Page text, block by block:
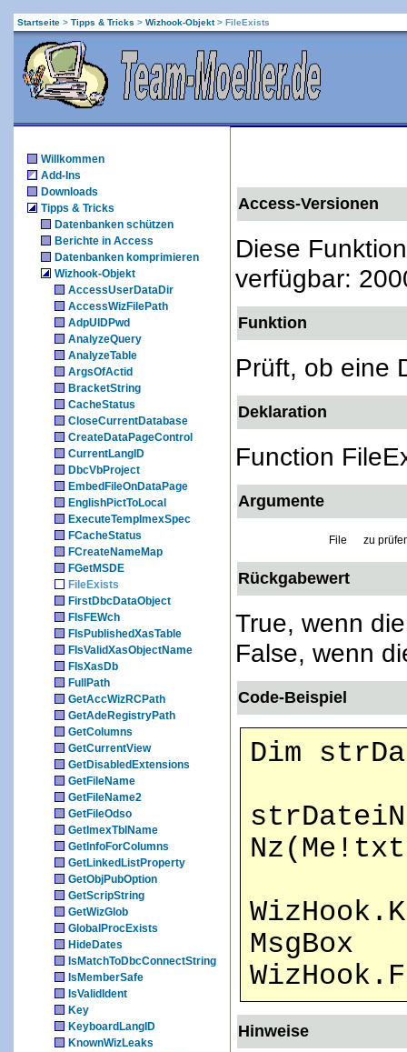
Startseite > Tipps & Tricks > Wizhook-Objekt> FileExists
Willkommen
Add-Ins
Downloads
Tipps & Tricks
Datenbanken schützen
Berichte in Access
Datenbanken komprimieren
Wizhook-Objekt
AccessUserDataDir
AccessWizFilePath
AdpUIDPwd
AnalyzeQuery
AnalyzeTable
ArgsOfActid
BracketString
CacheStatus
CloseCurrentDatabase
CreateDataPageControl
CurrentLangID
DbcVbProject
EmbedFileOnDataPage
EnglishPictToLocal
ExecuteTempImexSpec
FCacheStatus
FCreateNameMap
FGetMSDE
FileExists
FirstDbcDataObject
FIsFEWch
FIsPublishedXasTable
FIsValidXasObjectName
FIsXasDb
FullPath
GetAccWizRCPath
GetAdeRegistryPath
GetColumns
GetCurrentView
GetDisabledExtensions
GetFileName
GetFileName2
GetFileOdso
GetImexTblName
GetInfoForColumns
GetLinkedListProperty
GetObjPubOption
GetScripString
GetWizGlob
GlobalProcExists
HideDates
IsMatchToDbcConnectString
IsMemberSafe
IsValidIdent
Key
KeyboardLangID
KnownWizLeaks
Access-Versionen
Diese
verfügbar:
Funktion
Prüft, ob eine
Deklaration
Function
Argumente
File zu
Rückgabewert
True, wenn
False, wenn
Code-Beispiel
Dim
MsgBox
Hinweise